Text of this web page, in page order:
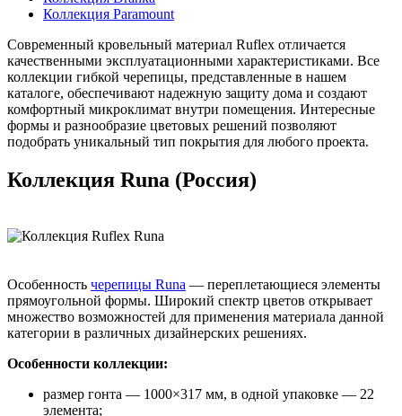
Коллекция Paramount
Современный кровельный материал Ruflex отличается
качественными эксплуатационными характеристиками. Все
коллекции гибкой черепицы, представленные в нашем
каталоге, обеспечивают надежную защиту дома и создают
комфортный микроклимат внутри помещения. Интересные
формы и разнообразие цветовых решений позволяют
подобрать уникальный тип покрытия для любого проекта.
Коллекция Runa (Россия)
Особенность черепицы Runa — переплетающиеся элементы
прямоугольной формы. Широкий спектр цветов открывает
множество возможностей для применения материала данной
категории в различных дизайнерских решениях.
Особенности коллекции:
размер гонта — 1000×317 мм, в одной упаковке — 22
элемента;